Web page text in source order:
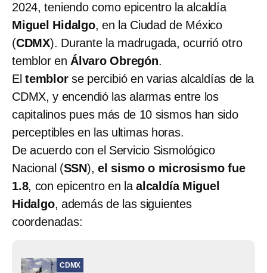
2024, teniendo como epicentro la alcaldía
Miguel Hidalgo, en la Ciudad de México
(CDMX). Durante la madrugada, ocurrió otro
temblor en Álvaro Obregón.
El temblor se percibió en varias alcaldías de la
CDMX, y encendió las alarmas entre los
capitalinos pues más de 10 sismos han sido
perceptibles en las ultimas horas.
De acuerdo con el Servicio Sismológico
Nacional (SSN),el sismo o microsismo fue
1.8, con epicentro en laalcaldía Miguel
Hidalgo, además de las siguientes
coordenadas:
CDMX